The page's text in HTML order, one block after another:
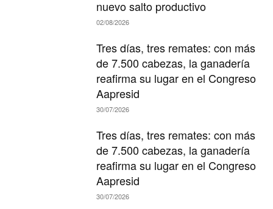
nuevo salto productivo
02/08/2026
Tres días, tres remates: con más
de 7.500 cabezas, la ganadería
reafirma su lugar en el Congreso
Aapresid
30/07/2026
Tres días, tres remates: con más
de 7.500 cabezas, la ganadería
reafirma su lugar en el Congreso
Aapresid
30/07/2026